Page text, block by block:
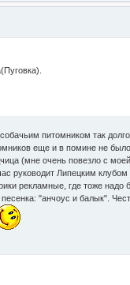
питомником так
еще и в помине не
(мне очень повезло с
руководит Липецким
рекламные, где тоже надо
"анчоус и балык".